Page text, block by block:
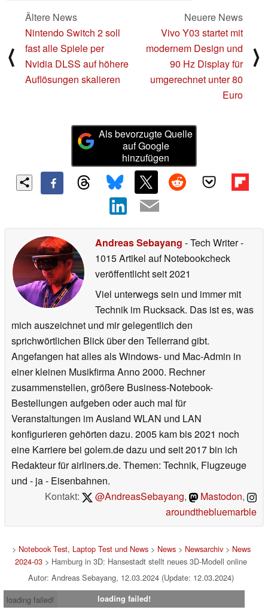
⟨
Ältere News
Nintendo Switch 2 soll
fast alle Spiele per
Nvidia DLSS auf höhere
Auflösungen skalieren
Neuere News
Vivo Y03 startet mit
modernem Design und
90 Hz Display für
umgerechnet unter 80
Euro
⟩
Als bevorzugte Quelle
auf Google
hinzufügen
Andreas Sebayang - Tech Writer-
1015 Artikel auf Notebookcheck
veröffentlichtseit 2021
Viel unterwegs sein und immer mit
Technik im Rucksack. Das ist es, was
mich auszeichnet und mir gelegentlich den
sprichwörtlichen Blick über den Tellerrand gibt.
Angefangen hat alles als Windows- und Mac-Admin in
einer kleinen Musikfirma Anno 2000. Rechner
zusammenstellen, größere Business-Notebook-
Bestellungen aufgeben oder auch mal für
Veranstaltungen im Ausland WLAN und LAN
konfigurieren gehörten dazu. 2005 kam bis 2021 noch
eine Karriere bei golem.de dazu und seit 2017 bin ich
Redakteur für airliners.de. Themen: Technik, Flugzeuge
und - ja - Eisenbahnen.
Kontakt:
@AndreasSebayang, Mastodon,
aroundthebluemarble
> Notebook Test, Laptop Test und News> News> Newsarchiv> News
2024-03 > Hamburg in 3D: Hansestadt stellt neues 3D-Modell online
Autor: Andreas Sebayang, 12.03.2024 (Update: 12.03.2024)
loading failed!
loading failed!